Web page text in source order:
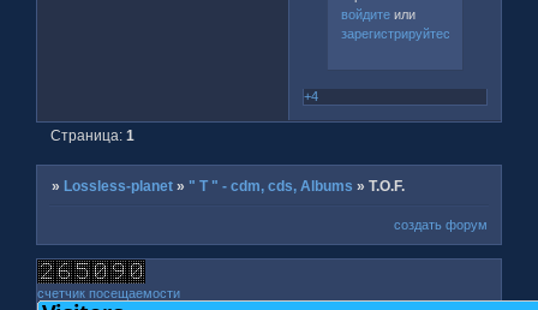
войдитеили
зарегистрируйтесь
+4
Страница:1
» Lossless-planet » " T " - cdm, cds, Albums »T.O.F.
создать форум
счетчик посещаемости